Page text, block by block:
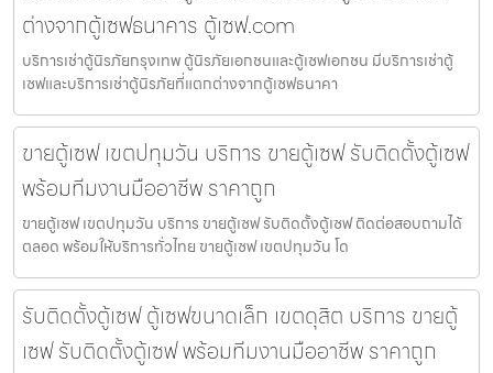
ต่างจากตู้เซฟธนาคาร ตู้เซฟ.com
บริการเช่าตู้นิรภัยกรุงเทพ ตู้นิรภัยเอกชนและตู้เซฟเอกชน มีบริการเช่าตู้
เซฟและบริการเช่าตู้นิรภัยที่แตกต่างจากตู้เซฟธนาคา
ขายตู้เซฟ เขตปทุมวัน บริการ ขายตู้เซฟ รับติดตั้งตู้เซฟ
พร้อมทีมงานมืออาชีพ ราคาถูก
ขายตู้เซฟ เขตปทุมวัน บริการ ขายตู้เซฟ รับติดตั้งตู้เซฟ ติดต่อสอบถามได้
ตลอด พร้อมให้บริการทั่วไทย ขายตู้เซฟ เขตปทุมวัน โด
รับติดตั้งตู้เซฟ ตู้เซฟขนาดเล็ก เขตดุสิต บริการ ขายตู้
เซฟ รับติดตั้งตู้เซฟ พร้อมทีมงานมืออาชีพ ราคาถูก